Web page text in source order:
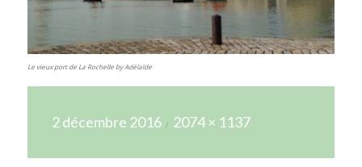
Le vieux port de La Rochelle by Adélaïde
le
2 décembre 2016
réelle
2074 × 1137